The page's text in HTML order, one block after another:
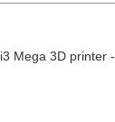
Mega 3D printer -